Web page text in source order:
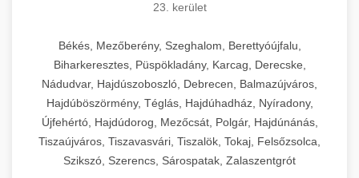
23. kerület
Békés, Mezőberény, Szeghalom, Berettyóújfalu,
Biharkeresztes, Püspökladány, Karcag, Derecske,
Nádudvar, Hajdúszoboszló, Debrecen, Balmazújváros,
Hajdúböszörmény, Téglás, Hajdúhadház, Nyíradony,
Újfehértó, Hajdúdorog, Mezőcsát, Polgár, Hajdúnánás,
Tiszaújváros, Tiszavasvári, Tiszalök, Tokaj, Felsőzsolca,
Szikszó, Szerencs, Sárospatak, Zalaszentgrót